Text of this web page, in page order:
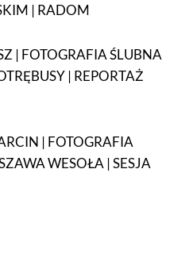
| RADOM
| FOTOGRAFIA ŚLUBNA
| REPORTAŻ
| FOTOGRAFIA
WESOŁA | SESJA